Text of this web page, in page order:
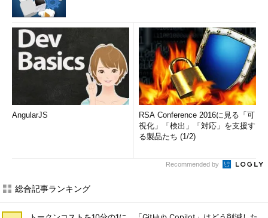
AngularJS
RSA Conference 2016に見る「可
視化」「検出」「対応」を支援す
る製品たち (1/2)
Recommended by
総合記事ランキング